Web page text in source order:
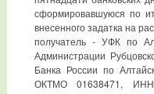
сформировавшуюся по
внесенного задатка на
получатель - УФК по
Администрации
Банка России по
ОКТМО 01638471,